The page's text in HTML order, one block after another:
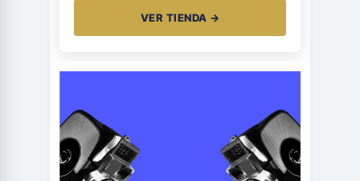
VER TIENDA →